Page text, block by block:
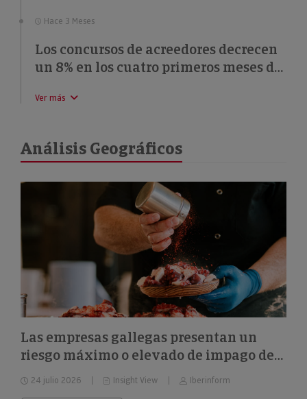
Hace 3 Meses
Los concursos de acreedores decrecen
un 8% en los cuatro primeros meses de
Ver más
Análisis Geográficos
Las empresas gallegas presentan un
riesgo máximo o elevado de impago del
24%
24 julio 2026 Insight View Iberinform